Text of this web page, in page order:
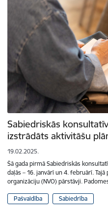
Sabiedriskās
izstrādāts aktivitāšu
19.02.2025.
Šā gada pirmā Sabiedriskās
daļās – 16. janvārī un 4. februārī.
organizāciju (NVO) pārstāvji.
Pašvaldība Sabiedrība